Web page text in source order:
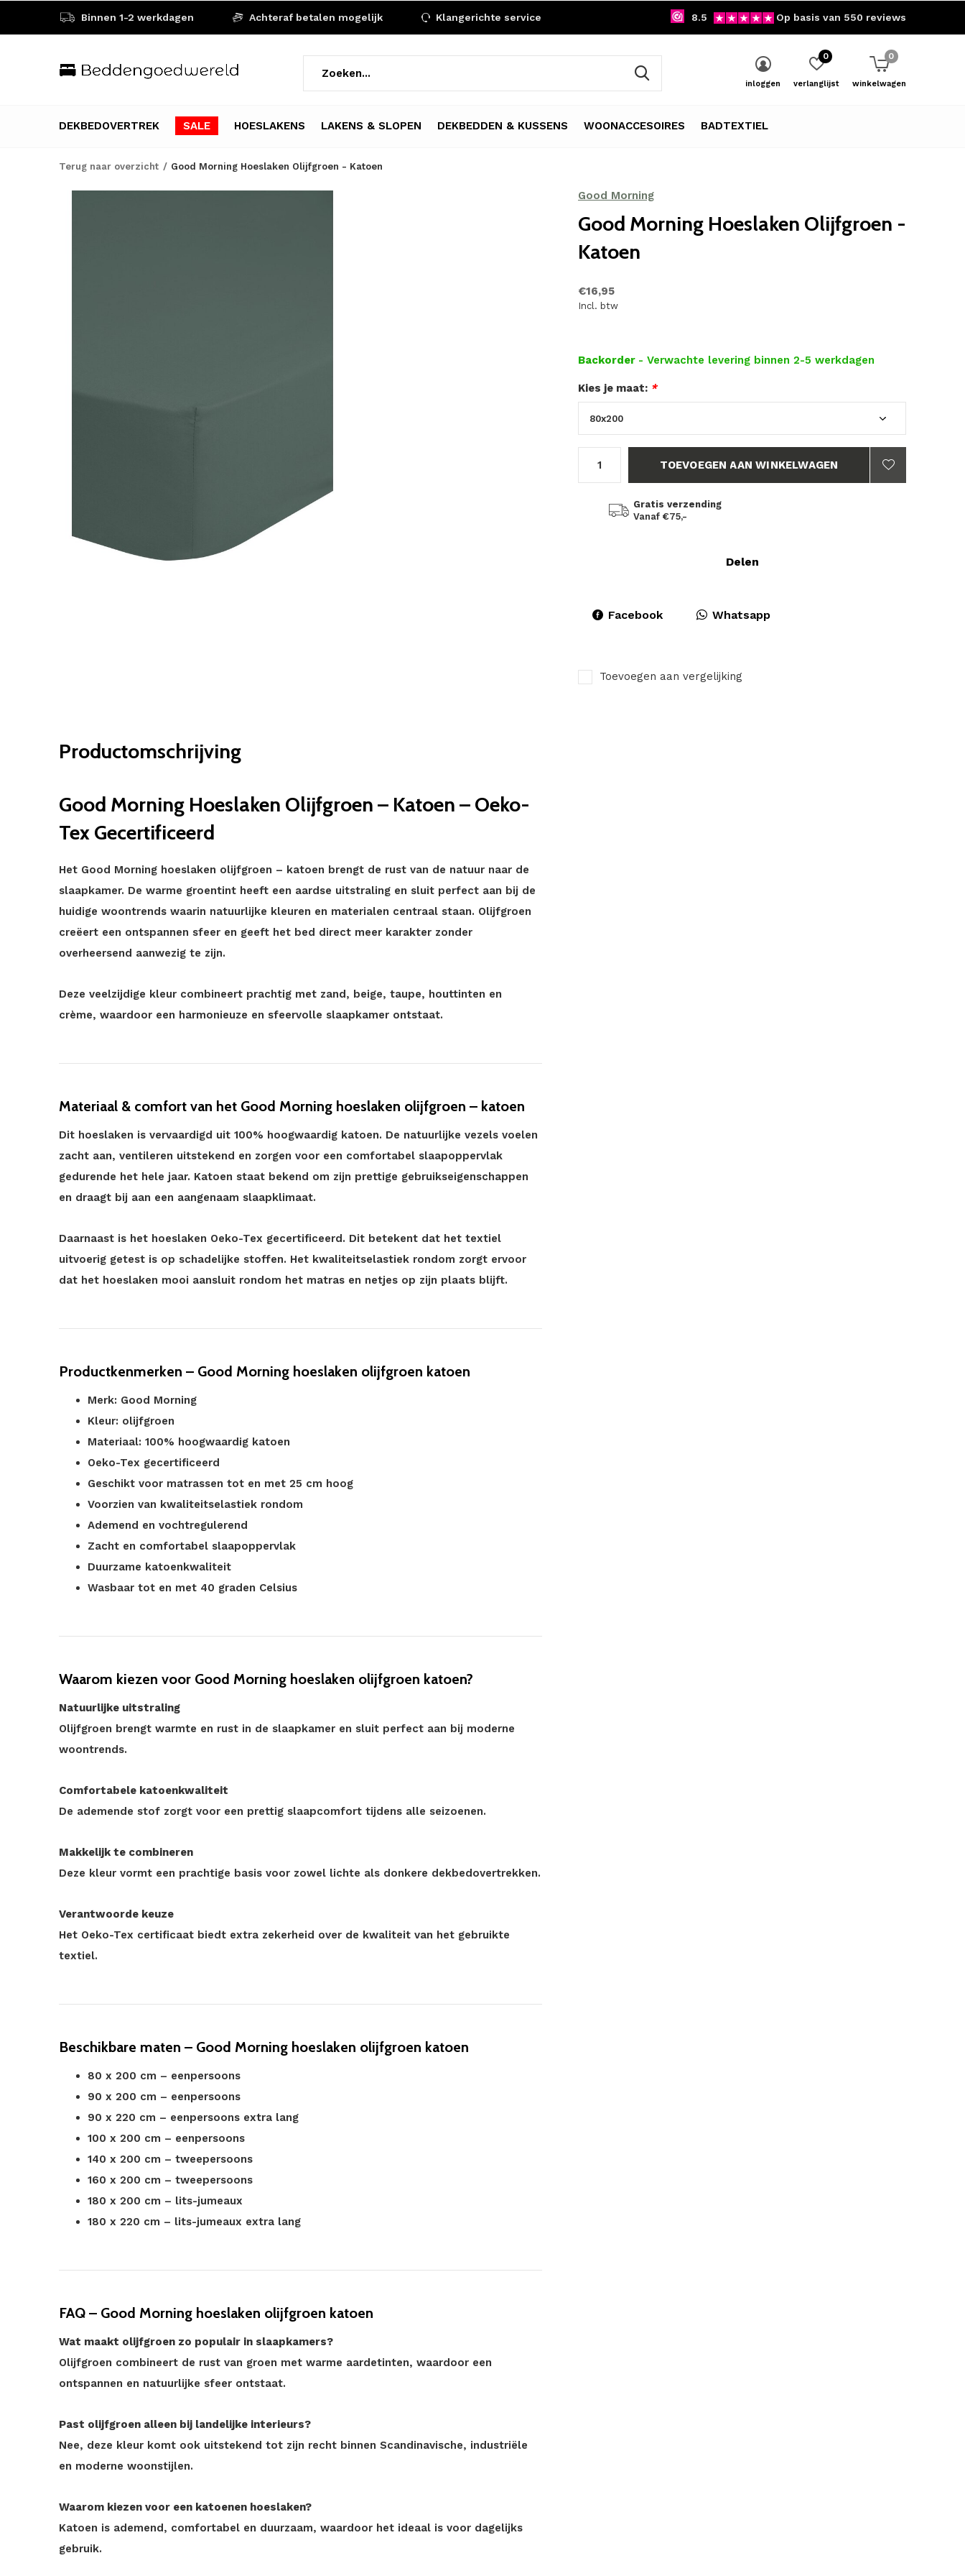
DEKBEDOVERTREK SALE HOESLAKENS LAKENS & SLOPEN DEKBEDDEN & KUSSENS WOONACCESOIRES BADTEXTIEL
inloggen verlanglijst
0
winkelwagen
0
Binnen 1-2 werkdagen Achteraf betalen mogelijk Klangerichte service 8.5 Op basis van 550 reviews
Terug naar overzicht Good Morning Hoeslaken Olijfgroen - Katoen
Good Morning
Good Morning Hoeslaken Olijfgroen -
Katoen
€16,95
Incl. btw
Backorder - Verwachte levering binnen 2-5 werkdagen
Kies je maat: *
TOEVOEGEN AAN WINKELWAGEN
Gratis verzending
Vanaf €75,-
Delen
Facebook Whatsapp
Toevoegen aan vergelijking
Productomschrijving
Good Morning Hoeslaken Olijfgroen – Katoen – Oeko-
Tex Gecertificeerd
Het Good Morning hoeslaken olijfgroen – katoen brengt de rust van de natuur naar de
slaapkamer. De warme groentint heeft een aardse uitstraling en sluit perfect aan bij de
huidige woontrends waarin natuurlijke kleuren en materialen centraal staan. Olijfgroen
creëert een ontspannen sfeer en geeft het bed direct meer karakter zonder
overheersend aanwezig te zijn.
Deze veelzijdige kleur combineert prachtig met zand, beige, taupe, houttinten en
crème, waardoor een harmonieuze en sfeervolle slaapkamer ontstaat.
Materiaal & comfort van het Good Morning hoeslaken olijfgroen – katoen
Dit hoeslaken is vervaardigd uit 100% hoogwaardig katoen. De natuurlijke vezels voelen
zacht aan, ventileren uitstekend en zorgen voor een comfortabel slaapoppervlak
gedurende het hele jaar. Katoen staat bekend om zijn prettige gebruikseigenschappen
en draagt bij aan een aangenaam slaapklimaat.
Daarnaast is het hoeslaken Oeko-Tex gecertificeerd. Dit betekent dat het textiel
uitvoerig getest is op schadelijke stoffen. Het kwaliteitselastiek rondom zorgt ervoor
dat het hoeslaken mooi aansluit rondom het matras en netjes op zijn plaats blijft.
Productkenmerken – Good Morning hoeslaken olijfgroen katoen
Merk: Good Morning
Kleur: olijfgroen
Materiaal: 100% hoogwaardig katoen
Oeko-Tex gecertificeerd
Geschikt voor matrassen tot en met 25 cm hoog
Voorzien van kwaliteitselastiek rondom
Ademend en vochtregulerend
Zacht en comfortabel slaapoppervlak
Duurzame katoenkwaliteit
Wasbaar tot en met 40 graden Celsius
Waarom kiezen voor Good Morning hoeslaken olijfgroen katoen?
Natuurlijke uitstraling
Olijfgroen brengt warmte en rust in de slaapkamer en sluit perfect aan bij moderne
woontrends.
Comfortabele katoenkwaliteit
De ademende stof zorgt voor een prettig slaapcomfort tijdens alle seizoenen.
Makkelijk te combineren
Deze kleur vormt een prachtige basis voor zowel lichte als donkere dekbedovertrekken.
Verantwoorde keuze
Het Oeko-Tex certificaat biedt extra zekerheid over de kwaliteit van het gebruikte
textiel.
Beschikbare maten – Good Morning hoeslaken olijfgroen katoen
80 x 200 cm – eenpersoons
90 x 200 cm – eenpersoons
90 x 220 cm – eenpersoons extra lang
100 x 200 cm – eenpersoons
140 x 200 cm – tweepersoons
160 x 200 cm – tweepersoons
180 x 200 cm – lits-jumeaux
180 x 220 cm – lits-jumeaux extra lang
FAQ – Good Morning hoeslaken olijfgroen katoen
Wat maakt olijfgroen zo populair in slaapkamers?
Olijfgroen combineert de rust van groen met warme aardetinten, waardoor een
ontspannen en natuurlijke sfeer ontstaat.
Past olijfgroen alleen bij landelijke interieurs?
Nee, deze kleur komt ook uitstekend tot zijn recht binnen Scandinavische, industriële
en moderne woonstijlen.
Waarom kiezen voor een katoenen hoeslaken?
Katoen is ademend, comfortabel en duurzaam, waardoor het ideaal is voor dagelijks
gebruik.